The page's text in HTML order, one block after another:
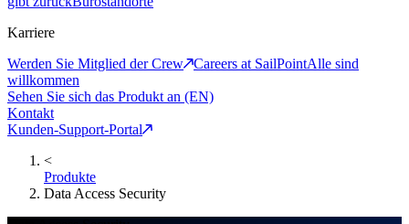
Karriere
Werden Sie Mitglied der Crew
Careers at SailPointAlle sind
willkommen
Sehen Sie sich das Produkt an (EN)
Kontakt
Kunden-Support-Portal
<
Produkte
Data Access Security